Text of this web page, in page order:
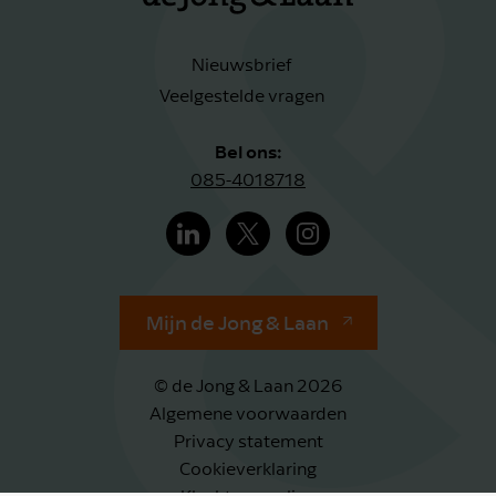
Nieuwsbrief
Veelgestelde vragen
Bel ons:
085-4018718
Mijn de Jong & Laan
© de Jong & Laan 2026
Algemene voorwaarden
Privacy statement
Cookieverklaring